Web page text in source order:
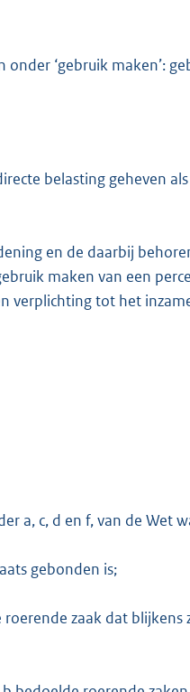
‘gebruik maken’:
belasting geheven
en de daarbij
maken van een
verplichting tot het
a, c, d en f, van de Wet
gebonden is;
zaak dat blijkens